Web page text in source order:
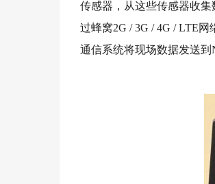
传感器，从这些传感器收集
过蜂窝2G / 3G / 4G / LTE
通信系统将现场数据发送到